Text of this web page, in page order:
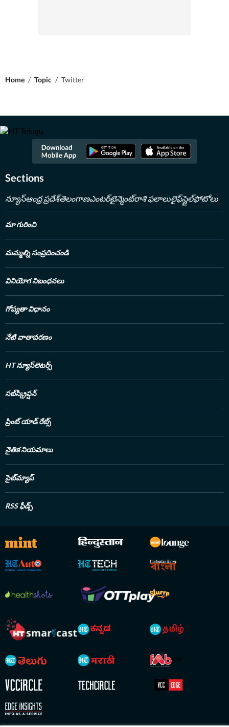
Home / Topic / Twitter
Sections
న్యూస్ఆంధ్ర ప్రదేశ్తెలంగాణఎంటర్‌టైన్మెంట్రాశి ఫలాలులైఫ్‌స్టైల్ఫోటోలు
మా గురించి
మమ్మల్ని సంప్రదించండి
వినియోగ నిబంధనలు
గోప్యతా విధానం
నేటి వాతావరణం
HT న్యూస్‌లెటర్స్
సబ్‌స్క్రిప్షన్
ప్రింట్ యాడ్ రేట్స్
నైతిక నియమాలు
సైట్‌మ్యాప్
RSS ఫీడ్స్